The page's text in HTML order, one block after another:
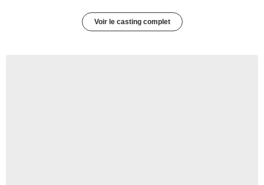
Voir le casting complet